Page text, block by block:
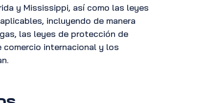
y Mississippi, así como las leyes
incluyendo de manera
las leyes de protección de
comercio internacional y los